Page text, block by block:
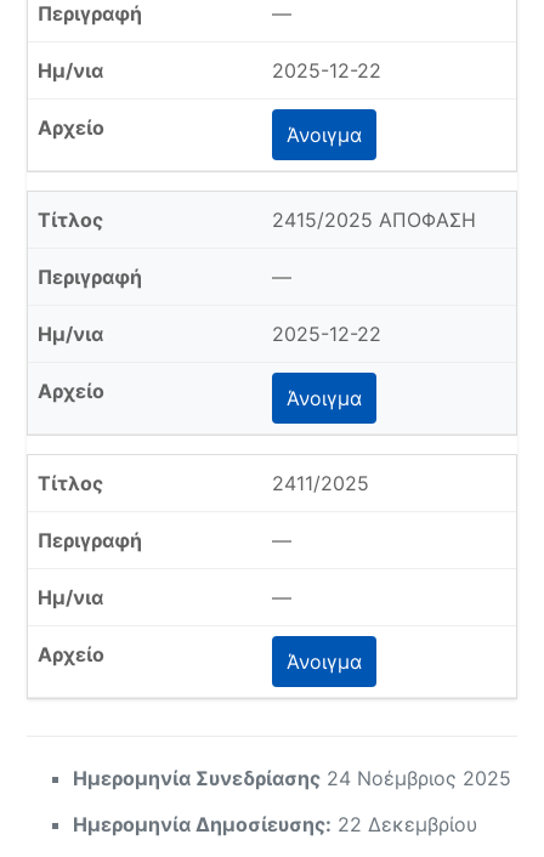
—
2025-12-22
Άνοιγμα
2415/2025 ΑΠΟΦΑΣΗ
—
2025-12-22
Άνοιγμα
2411/2025
—
—
Άνοιγμα
Ημερομηνία Συνεδρίασης 24 Νοέμβριος 2025
Ημερομηνία Δημοσίευσης: 22 Δεκεμβρίου